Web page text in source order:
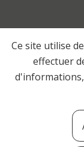
©
Ce site utilise
effectuer